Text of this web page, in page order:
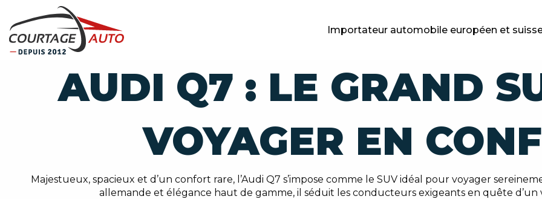
Importateur automobile européen et
AUDI Q7 : LE GRAND
VOYAGER EN
Majestueux, spacieux et d’un confort rare, l’Audi Q7 s’impose comme le SUV idéal pour voyager
allemande et élégance haut de gamme, il séduit les conducteurs exigeants en quête d’un